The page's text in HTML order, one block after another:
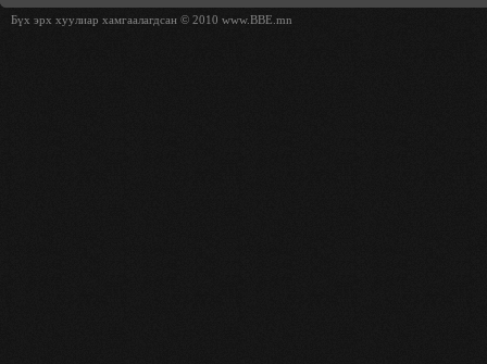
Бүх эрх хуулиар хамгаалагдсан © 2010 www.BBE.mn